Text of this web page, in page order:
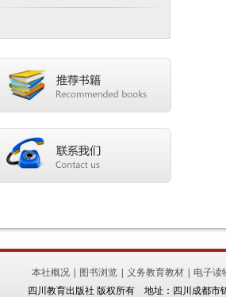
本社概况 图书浏览 义务教育教材 电子读
四川教育出版社 版权所有 地址：四川成都市